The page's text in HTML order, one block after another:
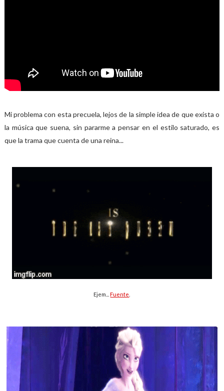
Mi problema con esta precuela, lejos de la simple idea de que exista o
la música que suena, sin pararme a pensar en el estilo saturado, es
que la trama que cuenta de una reina...
Ejem...Fuente